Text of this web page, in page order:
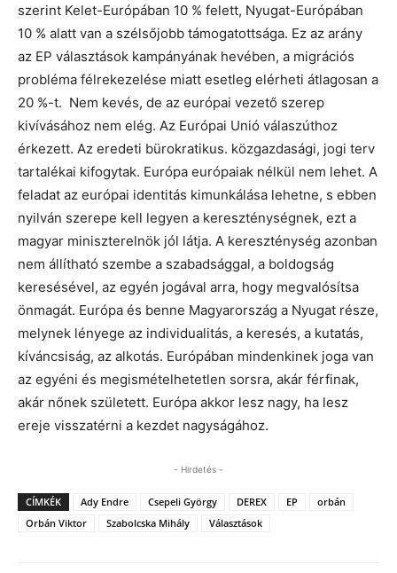
szerint Kelet-Európában 10 % felett, Nyugat-Európában
10 % alatt van a szélsőjobb támogatottsága. Ez az arány
az EP választások kampányának hevében, a migrációs
probléma félrekezelése miatt esetleg elérheti átlagosan a
20 %-t. Nem kevés, de az európai vezető szerep
kivívásához nem elég. Az Európai Unió válaszúthoz
érkezett. Az eredeti bürokratikus. közgazdasági, jogi terv
tartalékai kifogytak. Európa európaiak nélkül nem lehet. A
feladat az európai identitás kimunkálása lehetne, s ebben
nyilván szerepe kell legyen a kereszténységnek, ezt a
magyar miniszterelnök jól látja. A kereszténység azonban
nem állítható szembe a szabadsággal, a boldogság
keresésével, az egyén jogával arra, hogy megvalósítsa
önmagát. Európa és benne Magyarország a Nyugat része,
melynek lényege az individualitás, a keresés, a kutatás,
kíváncsiság, az alkotás. Európában mindenkinek joga van
az egyéni és megismételhetetlen sorsra, akár férfinak,
akár nőnek született. Európa akkor lesz nagy, ha lesz
ereje visszatérni a kezdet nagyságához.
- Hirdetés -
CÍMKÉK Ady Endre Csepeli György DEREX EP
orbán
Orbán Viktor
Szabolcska Mihály Választások